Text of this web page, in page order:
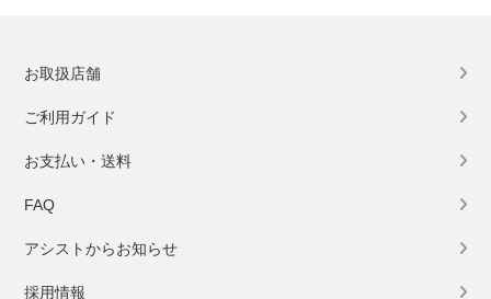
お取扱店舗
ご利用ガイド
お支払い・送料
FAQ
アシストからお知らせ
採用情報